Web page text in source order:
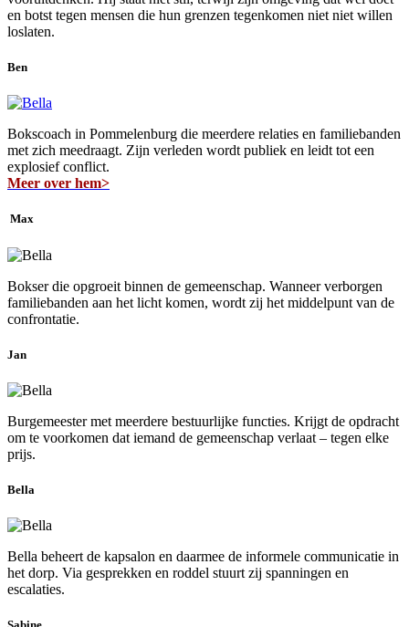
en botst tegen mensen die hun grenzen tegenkomen niet niet willen
loslaten.
Ben
Bokscoach in Pommelenburg die meerdere relaties en familiebanden
met zich meedraagt. Zijn verleden wordt publiek en leidt tot een
explosief conflict.
Meer over hem>
Max
Bokser die opgroeit binnen de gemeenschap. Wanneer verborgen
familiebanden aan het licht komen, wordt zij het middelpunt van de
confrontatie.
Jan
Burgemeester met meerdere bestuurlijke functies. Krijgt de opdracht
om te voorkomen dat iemand de gemeenschap verlaat – tegen elke
prijs.
Bella
Bella beheert de kapsalon en daarmee de informele communicatie in
het dorp. Via gesprekken en roddel stuurt zij spanningen en
escalaties.